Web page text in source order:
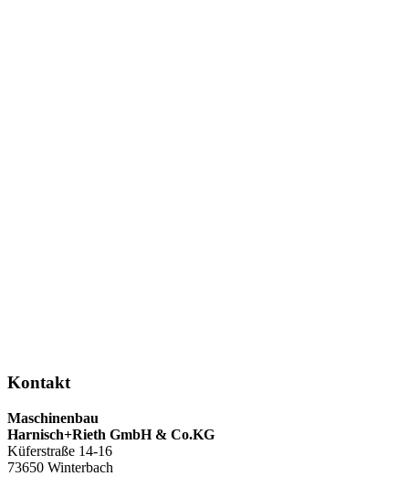
Kontakt
Maschinenbau
Harnisch+Rieth GmbH & Co.KG
Küferstraße 14-16
73650 Winterbach